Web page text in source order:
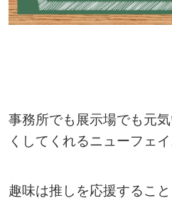
事務所でも展示場でも元
くしてくれるニューフェ
趣味は推しを応援すること